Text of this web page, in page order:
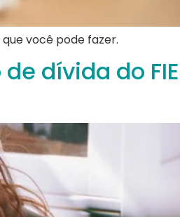
você pode fazer.
dívida do